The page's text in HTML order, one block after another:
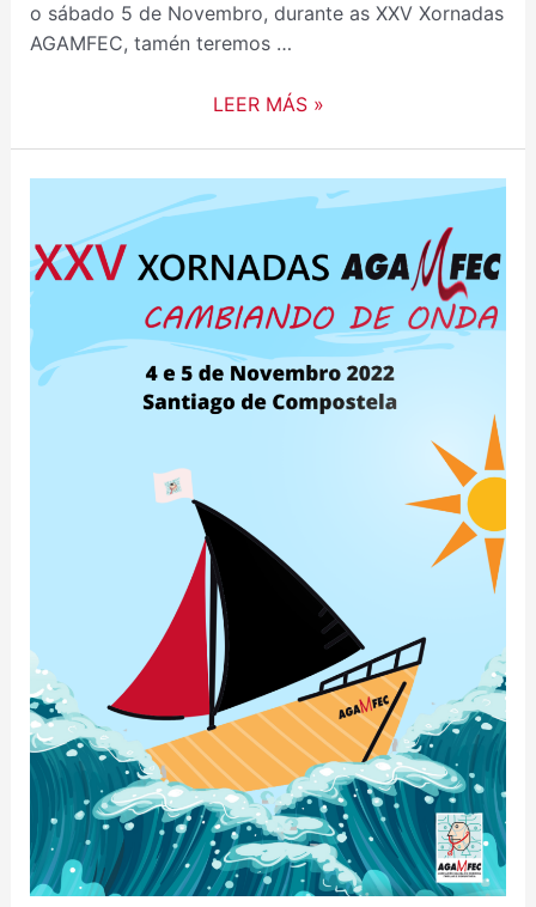
o sábado 5 de Novembro, durante as XXV Xornadas
AGAMFEC, tamén teremos …
LEER MÁS »